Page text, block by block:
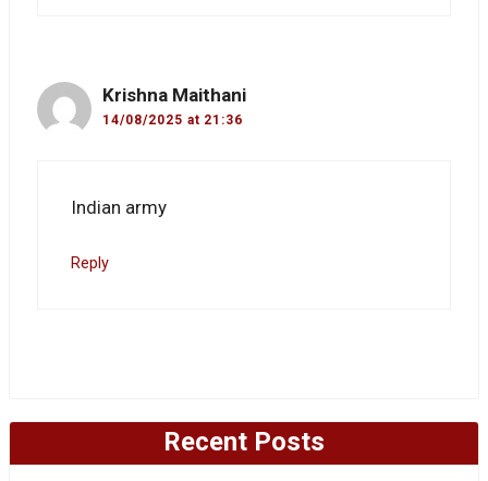
Krishna Maithani
14/08/2025 at 21:36
Indian army
Reply
Recent Posts